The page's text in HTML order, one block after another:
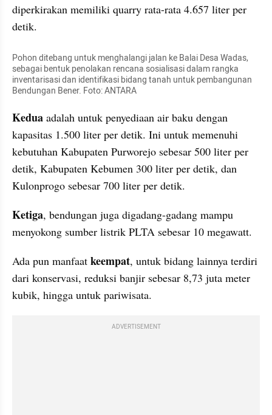
diperkirakan memiliki quarry rata-rata 4.657 liter per
detik.
Pohon ditebang untuk menghalangi jalan ke Balai Desa Wadas,
sebagai bentuk penolakan rencana sosialisasi dalam rangka
inventarisasi dan identifikasi bidang tanah untuk pembangunan
Bendungan Bener. Foto: ANTARA
Kedua adalah untuk penyediaan air baku dengan
kapasitas 1.500 liter per detik. Ini untuk memenuhi
kebutuhan Kabupaten Purworejo sebesar 500 liter per
detik, Kabupaten Kebumen 300 liter per detik, dan
Kulonprogo sebesar 700 liter per detik.
Ketiga, bendungan juga digadang-gadang mampu
menyokong sumber listrik PLTA sebesar 10 megawatt.
Ada pun manfaat keempat, untuk bidang lainnya terdiri
dari konservasi, reduksi banjir sebesar 8,73 juta meter
kubik, hingga untuk pariwisata.
ADVERTISEMENT